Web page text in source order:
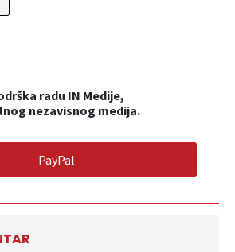
radu IN Medije,
nezavisnog medija.
PayPal